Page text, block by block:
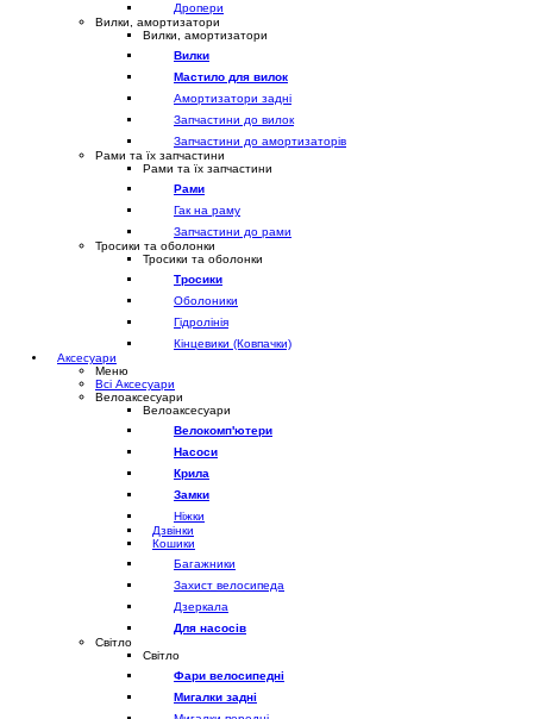
Дропери
Вилки, амортизатори
Вилки, амортизатори
Вилки
Мастило для вилок
Амортизатори задні
Запчастини до вилок
Запчастини до амортизаторів
Рами та їх запчастини
Рами та їх запчастини
Рами
Гак на раму
Запчастини до рами
Тросики та оболонки
Тросики та оболонки
Тросики
Оболоники
Гідролінія
Кінцевики (Ковпачки)
Аксесуари
Меню
Всі Аксесуари
Велоаксесуари
Велоаксесуари
Велокомп'ютери
Насоси
Крила
Замки
Ніжки
Дзвінки
Кошики
Багажники
Захист велосипеда
Дзеркала
Для насосів
Світло
Світло
Фари велосипедні
Мигалки задні